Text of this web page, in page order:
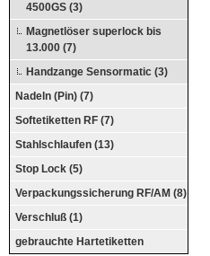
4500GS (3)
Magnetlöser superlock bis
13.000 (7)
Handzange Sensormatic (3)
Nadeln (Pin) (7)
Softetiketten RF (7)
Stahlschlaufen (13)
Stop Lock (5)
Verpackungssicherung RF/AM (8)
Verschluß (1)
gebrauchte Hartetiketten